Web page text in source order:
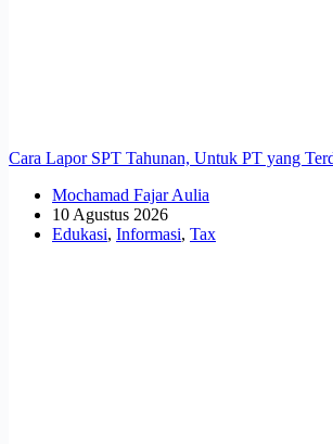
Cara Lapor SPT Tahunan, Untuk PT yang
Mochamad Fajar Aulia
10 Agustus 2026
Edukasi, Informasi, Tax